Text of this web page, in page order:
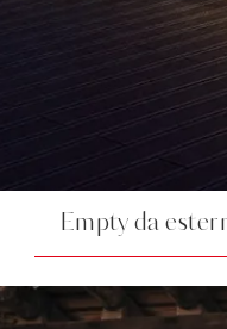
Empty da